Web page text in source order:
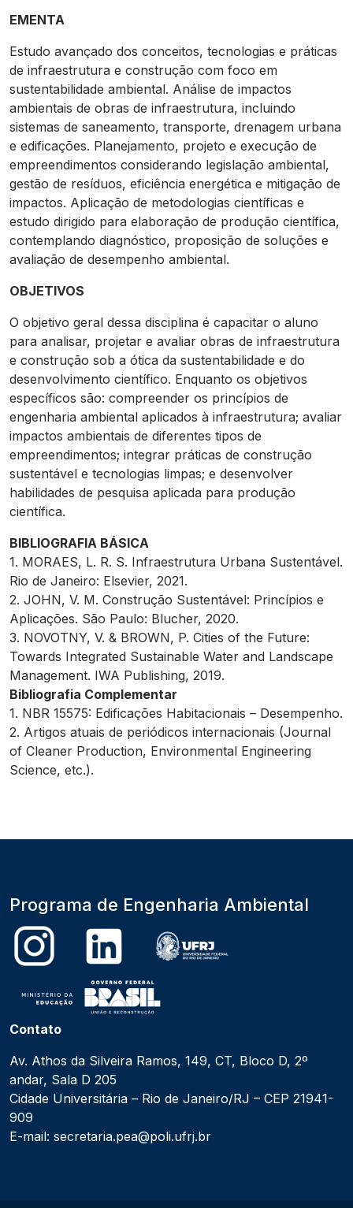
EMENTA
Estudo avançado dos conceitos, tecnologias e práticas
de infraestrutura e construção com foco em
sustentabilidade ambiental. Análise de impactos
ambientais de obras de infraestrutura, incluindo
sistemas de saneamento, transporte, drenagem urbana
e edificações. Planejamento, projeto e execução de
empreendimentos considerando legislação ambiental,
gestão de resíduos, eficiência energética e mitigação de
impactos. Aplicação de metodologias científicas e
estudo dirigido para elaboração de produção científica,
contemplando diagnóstico, proposição de soluções e
avaliação de desempenho ambiental.
OBJETIVOS
O objetivo geral dessa disciplina é capacitar o aluno
para analisar, projetar e avaliar obras de infraestrutura
e construção sob a ótica da sustentabilidade e do
desenvolvimento científico. Enquanto os objetivos
específicos são: compreender os princípios de
engenharia ambiental aplicados à infraestrutura; avaliar
impactos ambientais de diferentes tipos de
empreendimentos; integrar práticas de construção
sustentável e tecnologias limpas; e desenvolver
habilidades de pesquisa aplicada para produção
científica.
BIBLIOGRAFIA BÁSICA
1. MORAES, L. R. S. Infraestrutura Urbana Sustentável.
Rio de Janeiro: Elsevier, 2021.
2. JOHN, V. M. Construção Sustentável: Princípios e
Aplicações. São Paulo: Blucher, 2020.
3. NOVOTNY, V. & BROWN, P. Cities of the Future:
Towards Integrated Sustainable Water and Landscape
Management. IWA Publishing, 2019.
Bibliografia Complementar
1. NBR 15575: Edificações Habitacionais – Desempenho.
2. Artigos atuais de periódicos internacionais (Journal
of Cleaner Production, Environmental Engineering
Science, etc.).
Programa de Engenharia Ambiental
Contato
Av. Athos da Silveira Ramos, 149, CT, Bloco D, 2º
andar, Sala D 205
Cidade Universitária – Rio de Janeiro/RJ – CEP 21941-
909
E-mail: secretaria.pea@poli.ufrj.br